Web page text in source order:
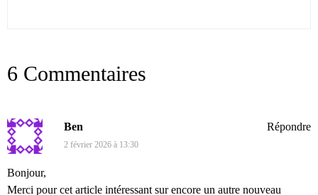
6 Commentaires
Ben
2 février 2026 à 13:30
Bonjour,
Merci pour cet article intéressant sur encore un autre nouveau
Répondre